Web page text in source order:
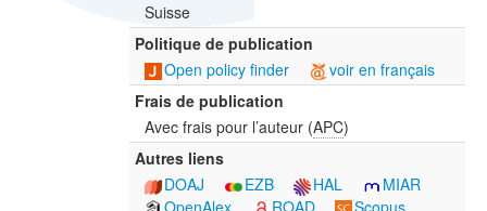
Suisse
Politique de publication
Open policy finder
voir en français
Frais de publication
Avec frais pour l’auteur (APC)
Autres liens
DOAJ
EZB HAL
MIAR
OpenAlex
ROAD
Scopus